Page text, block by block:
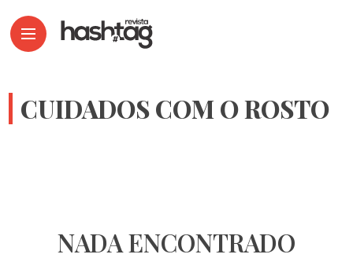
CUIDADOS COM O ROSTO
NADA ENCONTRADO